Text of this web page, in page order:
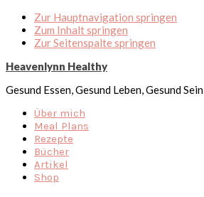
Zur Hauptnavigation springen
Zum Inhalt springen
Zur Seitenspalte springen
Heavenlynn Healthy
Gesund Essen, Gesund Leben, Gesund Sein
Über mich
Meal Plans
Rezepte
Bücher
Artikel
Shop